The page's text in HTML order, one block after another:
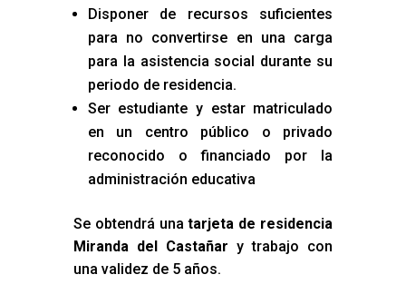
Disponer de recursos suficientes
para no convertirse en una carga
para la asistencia social durante su
periodo de residencia.
Ser estudiante y estar matriculado
en un centro público o privado
reconocido o financiado por la
administración educativa
Se obtendrá unatarjeta de residencia
Miranda del Castañar y trabajo con
una validez de 5 años.